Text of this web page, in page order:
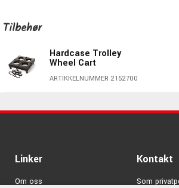
Tilbehør
Hardcase Trolley
Wheel Cart
ARTIKKELNUMMER 2152700
Linker
Om oss
Kontakt
Som